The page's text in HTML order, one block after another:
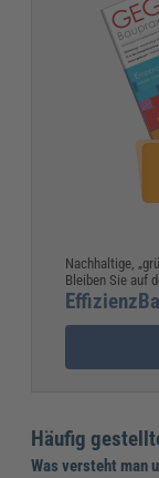
Nachhaltige,
Bleiben Sie auf
Häufig
Was versteht man